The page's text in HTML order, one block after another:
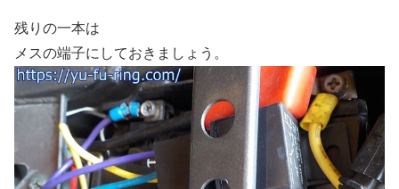
残りの一本は
メスの端子にしておきましょう。